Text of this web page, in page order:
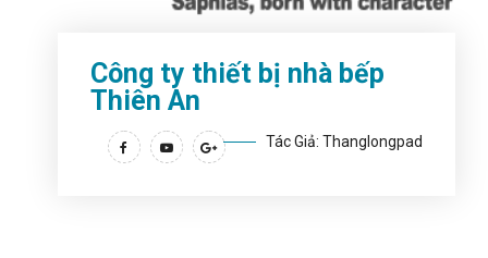
Công ty thiết bị nhà bếp
Thiên An
Tác Giả: Thanglongpad